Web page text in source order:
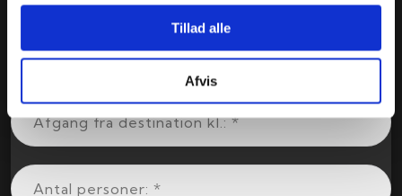
Tillad alle
Afvis